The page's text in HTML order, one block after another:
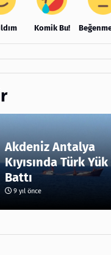
Komik Bu!
Akdeniz Antalya
Kıyısında Türk
Battı
9 yıl önce